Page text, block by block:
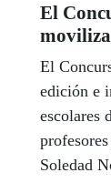
El
El
edición e
escolares
Soledad